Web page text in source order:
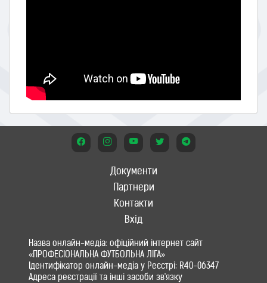
Документи
Партнери
Контакти
Вхід
Назва онлайн-медіа: офіційний інтернет сайт
«ПРОФЕСІОНАЛЬНА ФУТБОЛЬНА ЛІГА»
Ідентифікатор онлайн-медіа у Реєстрі: R40-06347
Адреса реєстрації та інші засоби зв'язку